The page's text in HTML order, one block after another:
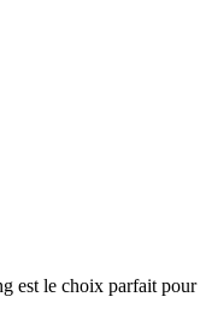
est le choix parfait pour